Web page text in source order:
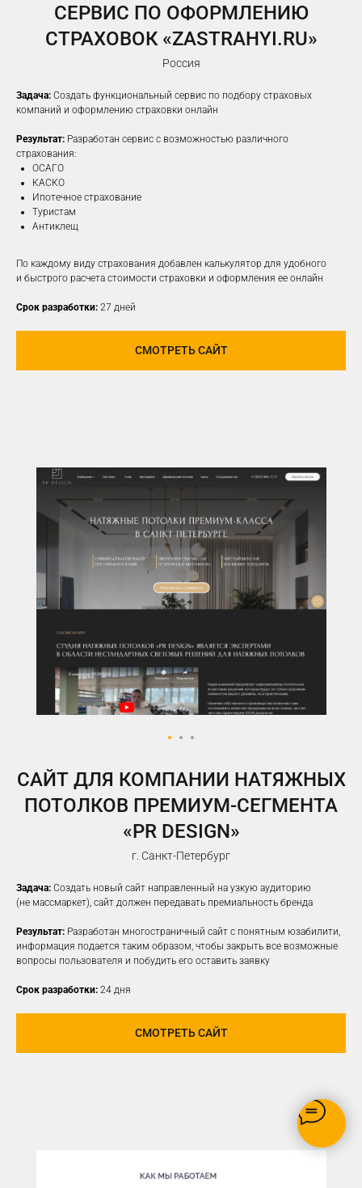
CЕРВИС ПО ОФОРМЛЕНИЮ
СТРАХОВОК «ZASTRAHYI.RU»
Россия
Задача: Создать функциональный сервис по подбору страховых
компаний и оформлению страховки онлайн
Результат: Разработан сервис с возможностью различного
страхования:
ОСАГО
КАСКО
Ипотечное страхование
Туристам
Антиклещ
По каждому виду страхования добавлен калькулятор для удобного
и быстрого расчета стоимости страховки и оформления ее онлайн
Срок разработки: 27 дней
СМОТРЕТЬ САЙТ
САЙТ ДЛЯ КОМПАНИИ НАТЯЖНЫХ
ПОТОЛКОВ ПРЕМИУМ-СЕГМЕНТА
«PR DESIGN»
г. Санкт-Петербург
Задача: Создать новый сайт направленный на узкую аудиторию
(не массмаркет), сайт должен передавать премиальность бренда
Результат: Разработан многостраничный сайт с понятным юзабилити,
информация подается таким образом, чтобы закрыть все возможные
вопросы пользователя и побудить его оставить заявку
Срок разработки: 24 дня
СМОТРЕТЬ САЙТ
ПОДРОБНЕЕ
Instagram
Telegram
Яндекс.Дзен
НАСТРОИМ
ТАРГЕТИРОВАННУЮ
РЕКЛАМУ НА ВАШУ ЦА
ОПТИМИЗАЦИЯ БЮДЖЕТА,